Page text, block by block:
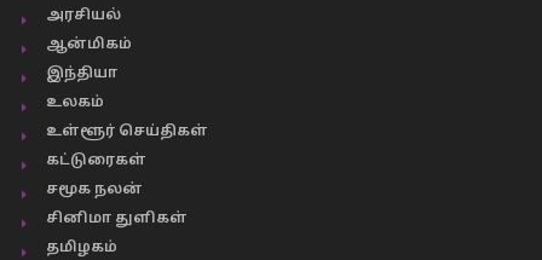
அரசியல்
ஆன்மிகம்
இந்தியா
உலகம்
உள்ளூர் செய்திகள்
கட்டுரைகள்
சமூக நலன்
சினிமா துளிகள்
தமிழகம்